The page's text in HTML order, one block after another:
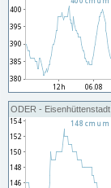
ODER - Eisenhüttenstadt